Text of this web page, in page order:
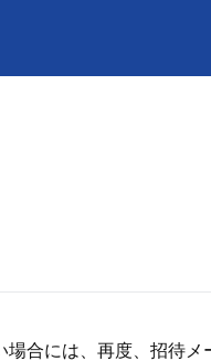
合には、再度、招待メ